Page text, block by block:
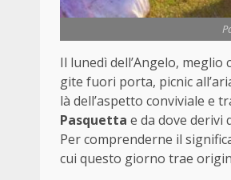
Il lunedì dell’Angelo,
gite fuori porta, picnic
là dell’aspetto conviviale e
Pasquetta e da dove derivi
Per comprenderne il
cui questo giorno trae